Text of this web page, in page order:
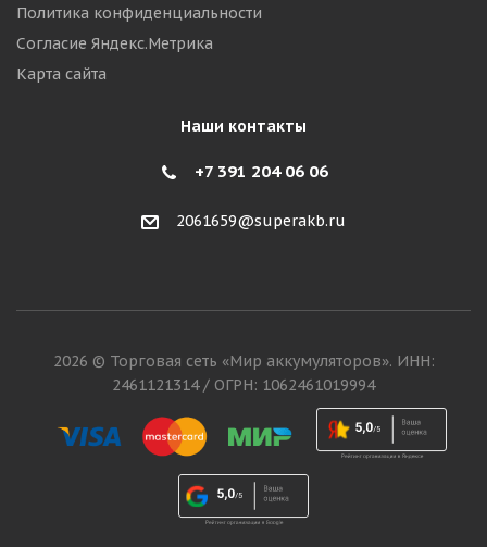
Политика конфиденциальности
Согласие Яндекс.Метрика
Карта сайта
Наши контакты
+7 391 204 06 06
2061659@superakb.ru
2026 © Торговая сеть «Мир аккумуляторов». ИНН:
2461121314 / ОГРН: 1062461019994